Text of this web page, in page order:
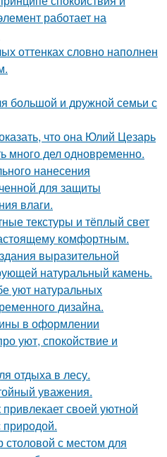
работает на
оттенках словно наполнен
большой и дружной семьи с
что она Юлий Цезарь
много дел одновременно.
нанесения
для защиты
влаги.
текстуры и тёплый свет
комфортным.
выразительной
натуральный камень.
уют натуральных
дизайна.
в оформлении
уют, спокойствие и
отдыха в лесу.
уважения.
своей уютной
с местом для